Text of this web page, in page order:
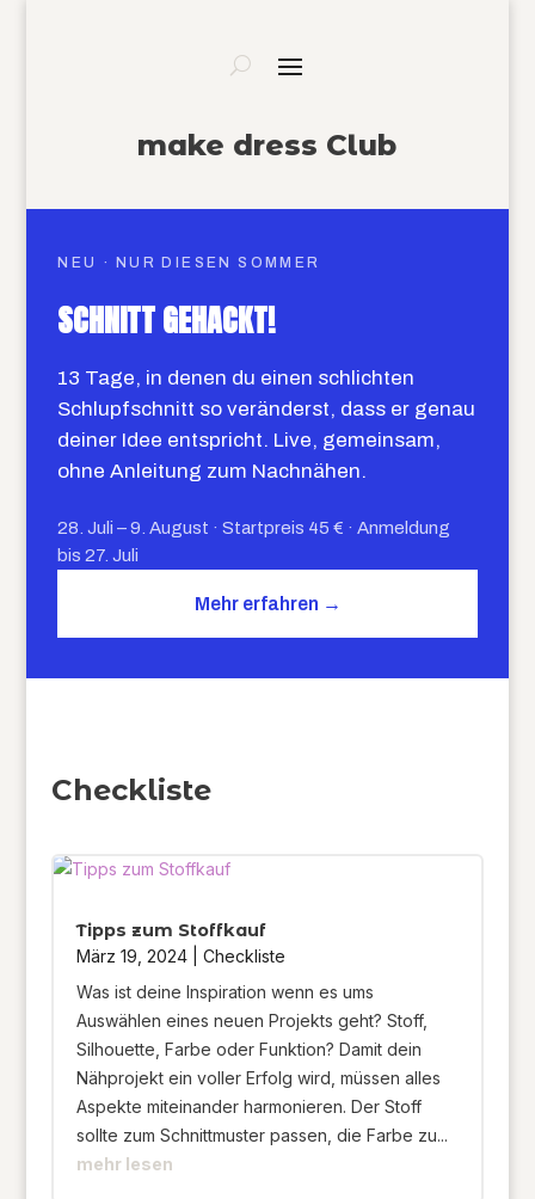
make dress Club
NEU · NUR DIESEN SOMMER
SCHNITT GEHACKT!
13 Tage, in denen du einen schlichten
Schlupfschnitt so veränderst, dass er genau
deiner Idee entspricht. Live, gemeinsam,
ohne Anleitung zum Nachnähen.
28. Juli – 9. August · Startpreis 45 € · Anmeldung
bis 27. Juli
Mehr erfahren →
Checkliste
Tipps zum Stoffkauf
März 19, 2024| Checkliste
Was ist deine Inspiration wenn es ums
Auswählen eines neuen Projekts geht? Stoff,
Silhouette, Farbe oder Funktion? Damit dein
Nähprojekt ein voller Erfolg wird, müssen alles
Aspekte miteinander harmonieren. Der Stoff
sollte zum Schnittmuster passen, die Farbe zu...
mehr lesen